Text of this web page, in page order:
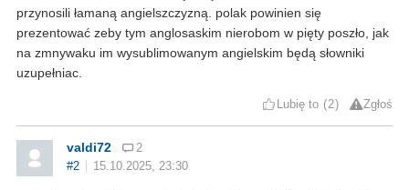
przynosili łamaną angielszczyzną. polak powinien się
prezentować zeby tym anglosaskim nierobom w pięty poszło, jak
na zmnywaku im wysublimowanym angielskim będą słowniki
uzupełniac.
Lubię to 2 Zgłoś
valdi72
2
#2
15.10.2025, 23:30